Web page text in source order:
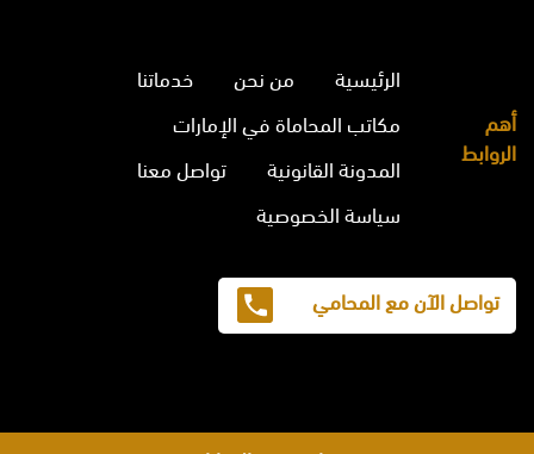
أهم
الروابط
الرئيسية من نحن
خدماتنا
مكاتب المحاماة في الإمارات
المدونة القانونية
تواصل معنا
سياسة الخصوصية
تواصل الآن مع المحامي